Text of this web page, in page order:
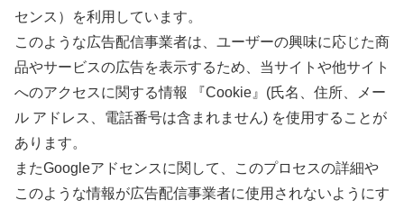
センス）を利用しています。
このような広告配信事業者は、ユーザーの興味に応じた商
品やサービスの広告を表示するため、当サイトや他サイト
へのアクセスに関する情報 『Cookie』(氏名、住所、メー
ル アドレス、電話番号は含まれません) を使用することが
あります。
またGoogleアドセンスに関して、このプロセスの詳細や
このような情報が広告配信事業者に使用されないようにす